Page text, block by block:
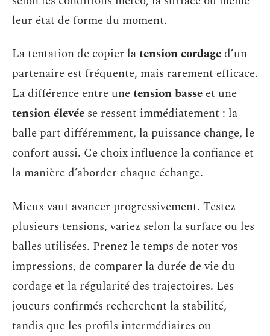
leur état de forme du moment.
La tentation de copier latension cordaged’un
partenaire est fréquente, mais rarement efficace.
La différence entre unetension basse et une
tension élevée se ressent immédiatement : la
balle part différemment, la puissance change, le
confort aussi. Ce choix influence la confiance et
la manière d’aborder chaque échange.
Mieux vaut avancer progressivement. Testez
plusieurs tensions, variez selon la surface ou les
balles utilisées. Prenez le temps de noter vos
impressions, de comparer la durée de vie du
cordage et la régularité des trajectoires. Les
joueurs confirmés recherchent la stabilité,
tandis que les profils intermédiaires ou